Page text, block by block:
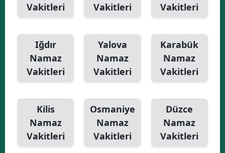
Vakitleri
Vakitleri
Vakitleri
Iğdır
Namaz
Vakitleri
Yalova
Namaz
Vakitleri
Karabük
Namaz
Vakitleri
Kilis
Namaz
Vakitleri
Osmaniye
Namaz
Vakitleri
Düzce
Namaz
Vakitleri